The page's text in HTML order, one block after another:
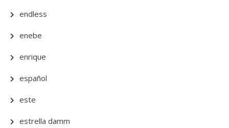
endless
enebe
enrique
español
este
estrella damm